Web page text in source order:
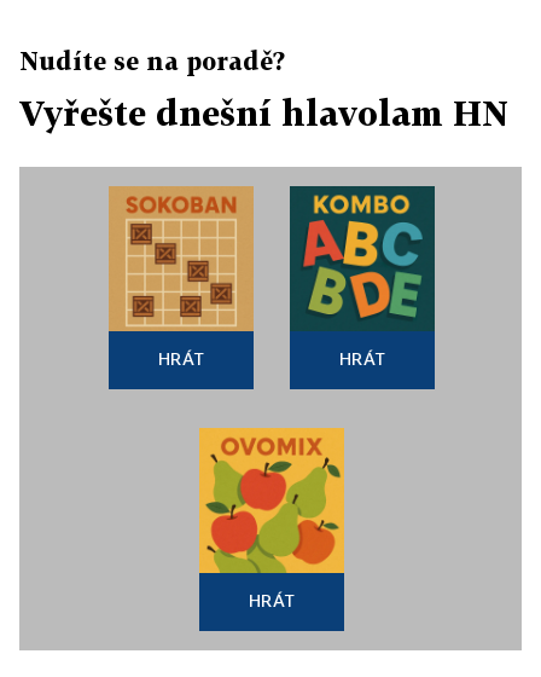
Nudíte se na poradě?
Vyřešte dnešní hlavolam HN
HRÁT HRÁT
HRÁT